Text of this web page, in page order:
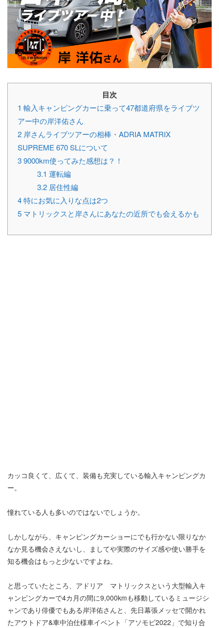
目次
1 輸入キャンピングカーに乗って47都道府県をライブツ
アー中の岸洋佑さん
2 岸さんライブツアーの相棒・ADRIA MATRIX
SUPREME 670 SLについて
39000km使ってみた感想は？！
3.1 運転編
3.2 居住性編
4特にお気に入りな点は2つ
5 マトリックスと岸さんにあなたの近所でも会えるかも
カッコ良くて、広くて、装備も充実している輸入キャンピングカ
ー。
憧れている人も多いのではないでしょうか。
しかしながら、キャンピングカーショーにでも行かない限りなか
なか見る機会さえないし、ましてや実際のサイズ感や使い勝手を
知る機会はもっと少ないですよね。
と思っていたところ、アドリア マトリックスという大型輸入キ
ャンピングカーで4カ月の間に9,000kmも移動しているミュージシ
ャンであり俳優でもある岸洋佑さんと、先日幕張メッセで開かれ
たアウトドア&車中泊仕様車イベント「アソモビ2022」で知り合